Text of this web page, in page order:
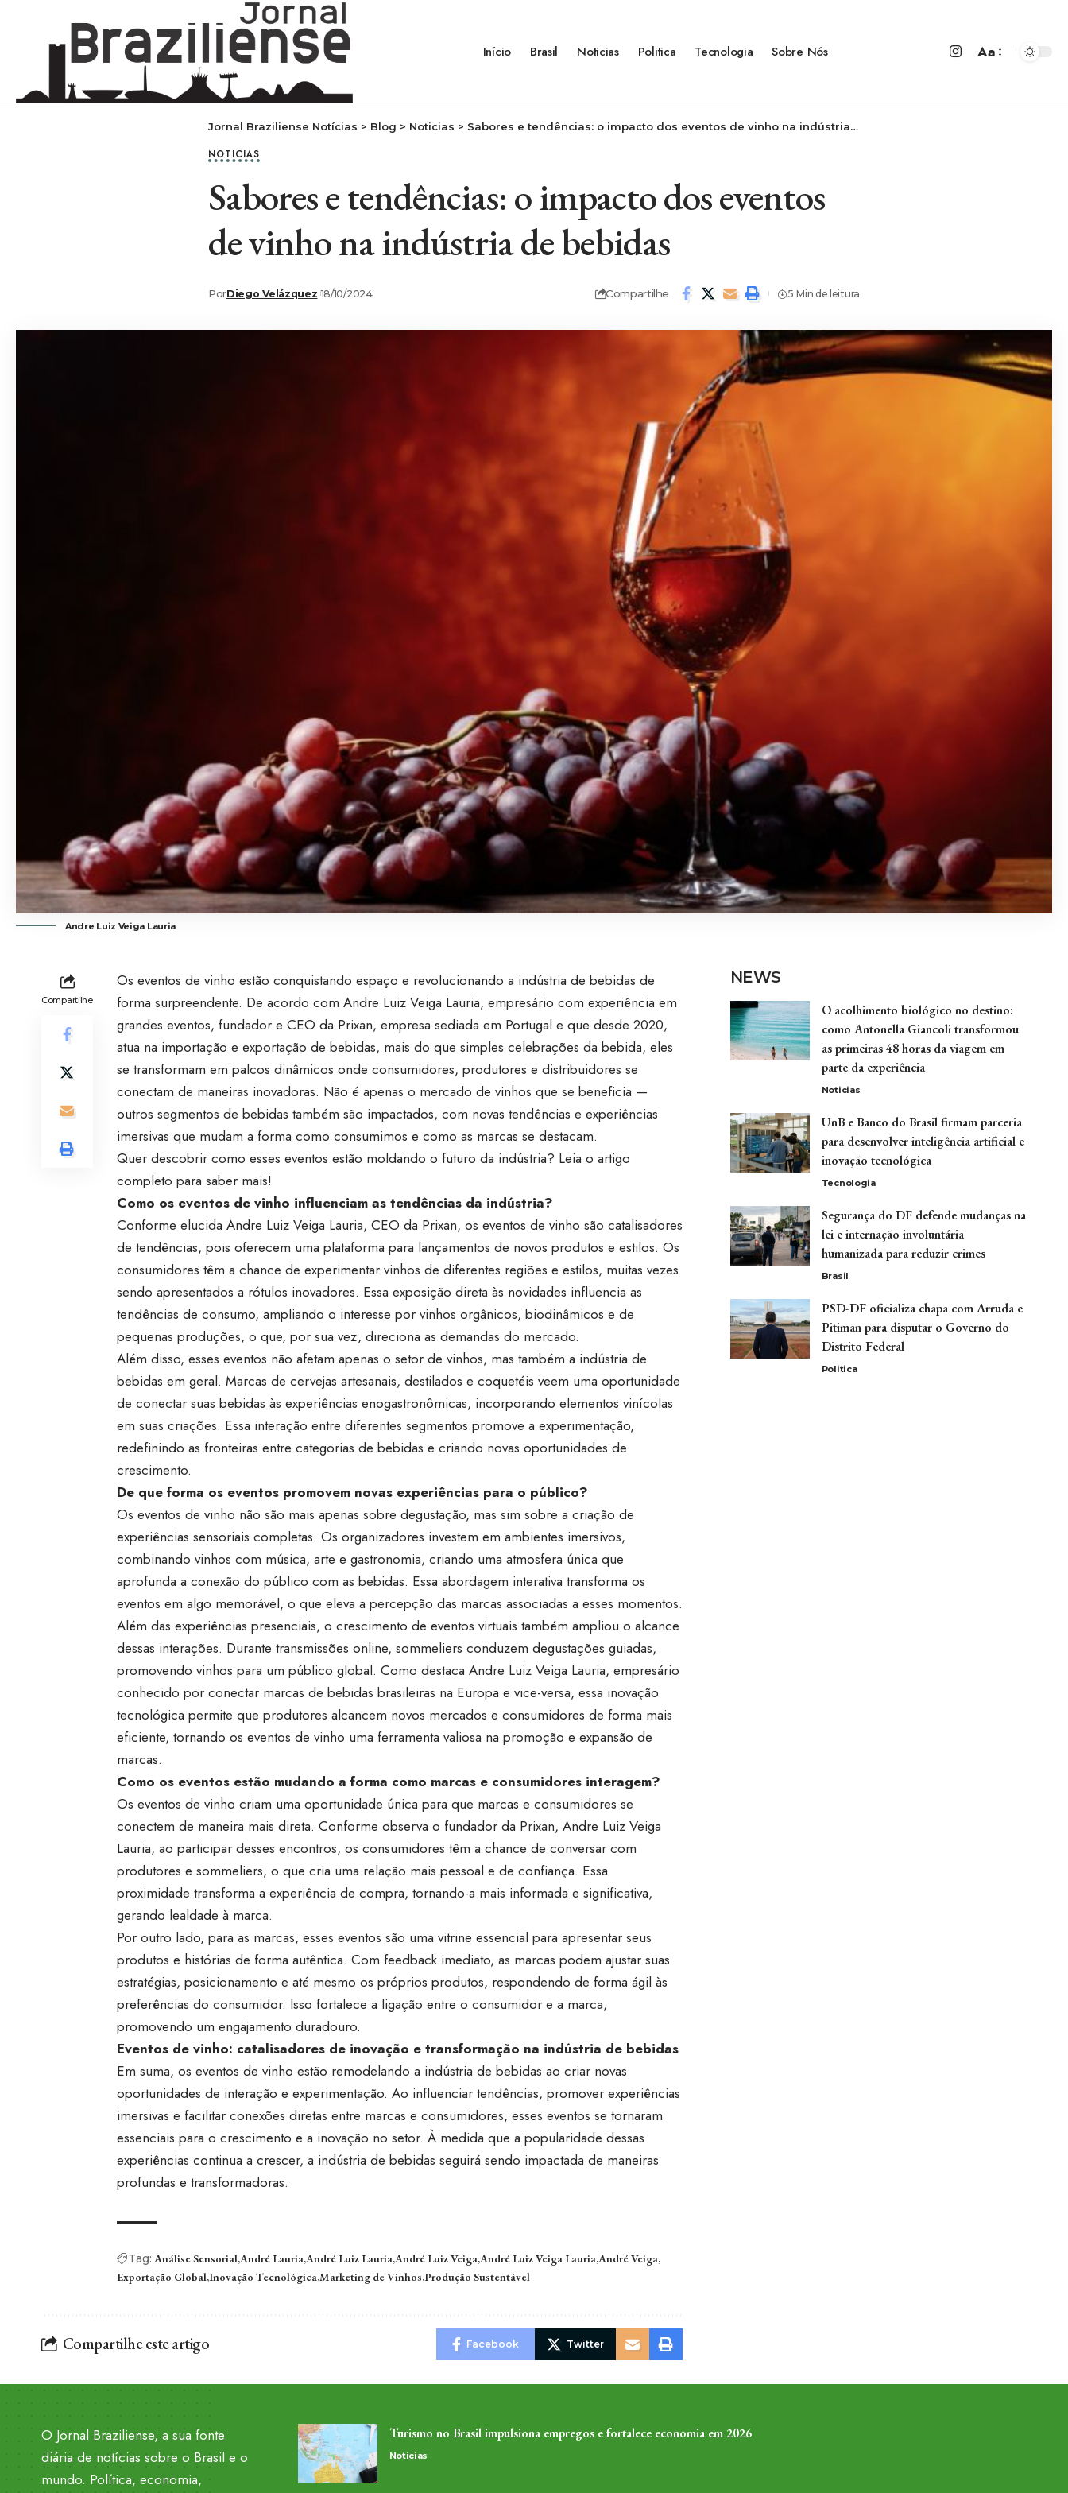
Início Brasil Noticias Politica Tecnologia Sobre Nós Aa
Jornal Braziliense Notícias > Blog > Noticias > Sabores e tendências: o impacto dos eventos de vinho na indústria de bebidas
NOTICIAS
Sabores e tendências: o impacto dos eventos
de vinho na indústria de bebidas
PorDiego Velázquez 18/10/2024 Compartilhe 5 Min de leitura
Andre Luiz Veiga Lauria
Compartilhe
Os eventos de vinho estão conquistando espaço e revolucionando a indústria de bebidas de
forma surpreendente. De acordo com Andre Luiz Veiga Lauria, empresário com experiência em
grandes eventos, fundador e CEO da Prixan, empresa sediada em Portugal e que desde 2020,
atua na importação e exportação de bebidas, mais do que simples celebrações da bebida, eles
se transformam em palcos dinâmicos onde consumidores, produtores e distribuidores se
conectam de maneiras inovadoras. Não é apenas o mercado de vinhos que se beneficia —
outros segmentos de bebidas também são impactados, com novas tendências e experiências
imersivas que mudam a forma como consumimos e como as marcas se destacam.
Quer descobrir como esses eventos estão moldando o futuro da indústria? Leia o artigo
completo para saber mais!
Como os eventos de vinho influenciam as tendências da indústria?
Conforme elucida Andre Luiz Veiga Lauria, CEO da Prixan, os eventos de vinho são catalisadores
de tendências, pois oferecem uma plataforma para lançamentos de novos produtos e estilos. Os
consumidores têm a chance de experimentar vinhos de diferentes regiões e estilos, muitas vezes
sendo apresentados a rótulos inovadores. Essa exposição direta às novidades influencia as
tendências de consumo, ampliando o interesse por vinhos orgânicos, biodinâmicos e de
pequenas produções, o que, por sua vez, direciona as demandas do mercado.
Além disso, esses eventos não afetam apenas o setor de vinhos, mas também a indústria de
bebidas em geral. Marcas de cervejas artesanais, destilados e coquetéis veem uma oportunidade
de conectar suas bebidas às experiências enogastronômicas, incorporando elementos vinícolas
em suas criações. Essa interação entre diferentes segmentos promove a experimentação,
redefinindo as fronteiras entre categorias de bebidas e criando novas oportunidades de
crescimento.
De que forma os eventos promovem novas experiências para o público?
Os eventos de vinho não são mais apenas sobre degustação, mas sim sobre a criação de
experiências sensoriais completas. Os organizadores investem em ambientes imersivos,
combinando vinhos com música, arte e gastronomia, criando uma atmosfera única que
aprofunda a conexão do público com as bebidas. Essa abordagem interativa transforma os
eventos em algo memorável, o que eleva a percepção das marcas associadas a esses momentos.
Além das experiências presenciais, o crescimento de eventos virtuais também ampliou o alcance
dessas interações. Durante transmissões online, sommeliers conduzem degustações guiadas,
promovendo vinhos para um público global. Como destaca Andre Luiz Veiga Lauria, empresário
conhecido por conectar marcas de bebidas brasileiras na Europa e vice-versa, essa inovação
tecnológica permite que produtores alcancem novos mercados e consumidores de forma mais
eficiente, tornando os eventos de vinho uma ferramenta valiosa na promoção e expansão de
marcas.
Como os eventos estão mudando a forma como marcas e consumidores interagem?
Os eventos de vinho criam uma oportunidade única para que marcas e consumidores se
conectem de maneira mais direta. Conforme observa o fundador da Prixan, Andre Luiz Veiga
Lauria, ao participar desses encontros, os consumidores têm a chance de conversar com
produtores e sommeliers, o que cria uma relação mais pessoal e de confiança. Essa
proximidade transforma a experiência de compra, tornando-a mais informada e significativa,
gerando lealdade à marca.
Por outro lado, para as marcas, esses eventos são uma vitrine essencial para apresentar seus
produtos e histórias de forma autêntica. Com feedback imediato, as marcas podem ajustar suas
estratégias, posicionamento e até mesmo os próprios produtos, respondendo de forma ágil às
preferências do consumidor. Isso fortalece a ligação entre o consumidor e a marca,
promovendo um engajamento duradouro.
Eventos de vinho: catalisadores de inovação e transformação na indústria de bebidas
Em suma, os eventos de vinho estão remodelando a indústria de bebidas ao criar novas
oportunidades de interação e experimentação. Ao influenciar tendências, promover experiências
imersivas e facilitar conexões diretas entre marcas e consumidores, esses eventos se tornaram
essenciais para o crescimento e a inovação no setor. À medida que a popularidade dessas
experiências continua a crescer, a indústria de bebidas seguirá sendo impactada de maneiras
profundas e transformadoras.
Tag: Análise Sensorial André Lauria André Luiz Lauria André Luiz Veiga André Luiz Veiga Lauria André Veiga
Exportação Global Inovação Tecnológica Marketing de Vinhos Produção Sustentável
Compartilhe este artigo Facebook Twitter
NEWS
O acolhimento biológico no destino:
como Antonella Giancoli transformou
as primeiras 48 horas da viagem em
parte da experiência
Noticias
UnB e Banco do Brasil firmam parceria
para desenvolver inteligência artificial e
inovação tecnológica
Tecnologia
Segurança do DF defende mudanças na
lei e internação involuntária
humanizada para reduzir crimes
Brasil
PSD-DF oficializa chapa com Arruda e
Pitiman para disputar o Governo do
Distrito Federal
Politica
O Jornal Braziliense, a sua fonte
diária de notícias sobre o Brasil e o
mundo. Política, economia,
Turismo no Brasil impulsiona empregos e fortalece economia em 2026
Noticias